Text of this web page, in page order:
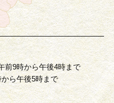
9時から午後4時まで
ら午後5時まで